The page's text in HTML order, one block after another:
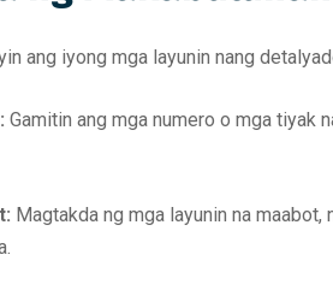
ang iyong mga layunin nang
Gamitin ang mga numero o mga tiyak
Magtakda ng mga layunin na